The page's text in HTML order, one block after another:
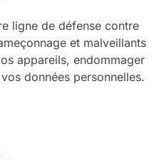
ligne de défense contre
et malveillants
appareils, endommager
données personnelles.